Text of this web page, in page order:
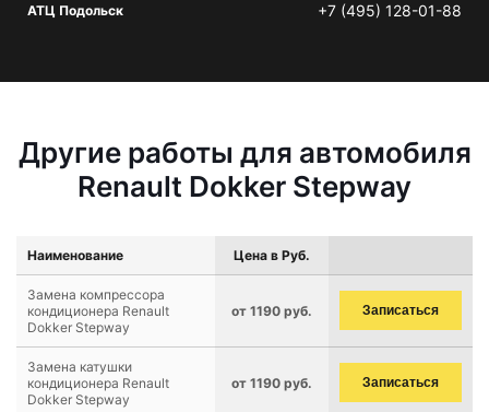
АТЦ Подольск +7 (495) 128-01-88
Другие работы для автомобиля
Renault Dokker Stepway
Наименование Цена в Руб.
Замена компрессора
кондиционера Renault
Dokker Stepway
от 1190 руб. Записаться
Замена катушки
кондиционера Renault
Dokker Stepway
от 1190 руб. Записаться